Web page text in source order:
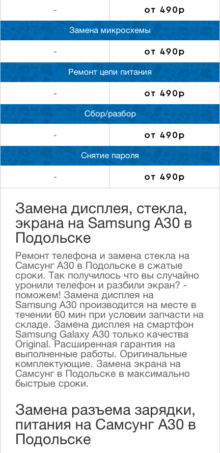
- от 490р
Замена микросхемы
- от 490р
Ремонт цепи питания
- от 490р
Сбор/разбор
- от 490р
Снятие пароля
- от 490р
Замена дисплея, стекла,
экрана на Samsung A30 в
Подольске
Ремонт телефона и замена стекла на
Самсунг А30 в Подольске в сжатые
сроки. Так получилось что вы случайно
уронили телефон и разбили экран? -
поможем! Замена дисплея на
Samsung А30 производится на месте в
течении 60 мин при условии запчасти на
складе. Замена дисплея на смартфон
Samsung Galaxy А30 только качества
Original. Расширенная гарантия на
выполненные работы. Оригинальные
комплектующие. Замена экрана на
Самсунг в Подольске в максимально
быстрые сроки.
Замена разъема зарядки,
питания на Самсунг А30 в
Подольске